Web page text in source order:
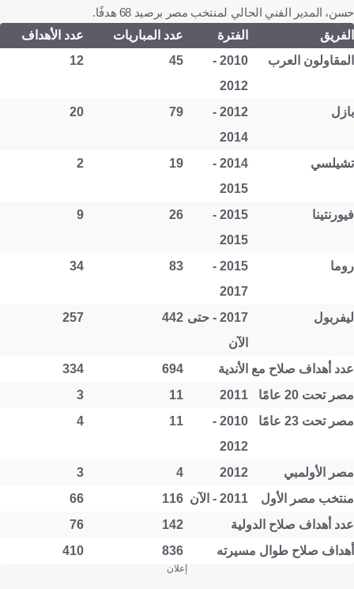
حسن، المدير الفني الحالي لمنتخب مصر برصيد 68 هدفًا.
الفريق
الفترة عدد المباريات
عدد الأهداف
المقاولون العرب
2010 -
2012
45
12
بازل
2012 -
2014
79
20
تشيلسي
2014 -
2015
19
2
فيورنتينا
2015 -
2015
26
9
روما
2015 -
2017
83
34
ليفربول
2017 - حتى
الآن
442
257
عدد أهداف صلاح مع الأندية 694
334
مصر تحت 20 عامًا
2011
11
3
مصر تحت 23 عامًا
2010 -
2012
11
4
مصر الأولمبي 2012
4
3
منتخب مصر الأول
2011 - الآن 116
66
عدد أهداف صلاح الدولية
142
76
أهداف صلاح طوال مسيرته
836
410
إعلان